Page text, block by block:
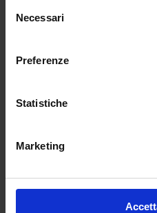
delNecessari
Preferenze
Statistiche
Marketing
superfici ha dato in
è chiaro che il virus
dei viaggiatori
sempre
parlare di riaperture
coinvolgimento delle
colpo. La speranza è